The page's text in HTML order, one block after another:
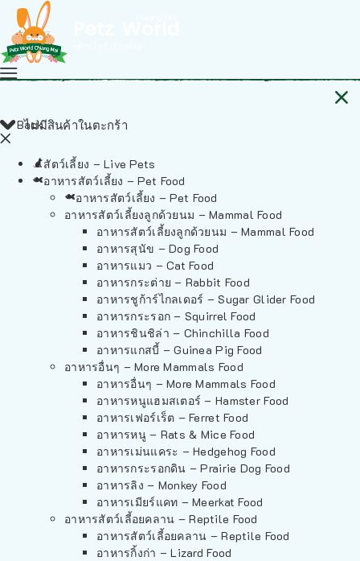
ไม่มีสินค้าในตะกร้า
Back
สัตว์เลี้ยง – Live Pets
อาหารสัตว์เลี้ยง – Pet Food
อาหารสัตว์เลี้ยง – Pet Food
อาหารสัตว์เลี้ยงลูกด้วยนม – Mammal Food
อาหารสัตว์เลี้ยงลูกด้วยนม – Mammal Food
อาหารสุนัข – Dog Food
อาหารแมว – Cat Food
อาหารกระต่าย – Rabbit Food
อาหารชูก้าร์ไกลเดอร์ – Sugar Glider Food
อาหารกระรอก – Squirrel Food
อาหารชินชิล่า – Chinchilla Food
อาหารแกสบี้ – Guinea Pig Food
อาหารอื่นๆ – More Mammals Food
อาหารอื่นๆ – More Mammals Food
อาหารหนูแฮมสเตอร์ – Hamster Food
อาหารเฟอร์เร็ต – Ferret Food
อาหารหนู – Rats & Mice Food
อาหารเม่นแคระ – Hedgehog Food
อาหารกระรอกดิน – Prairie Dog Food
อาหารลิง – Monkey Food
อาหารเมียร์แคท – Meerkat Food
อาหารสัตว์เลี้อยคลาน – Reptile Food
อาหารสัตว์เลี้อยคลาน – Reptile Food
อาหารกิ้งก่า – Lizard Food